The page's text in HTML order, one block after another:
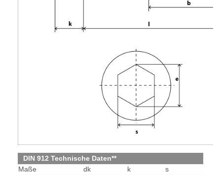
DIN 912 Technische Daten**
Maße
dk k
s